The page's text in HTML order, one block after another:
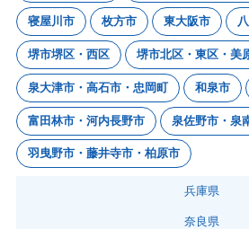
寝屋川市 枚方市 東大阪市
堺市堺区・西区 堺市北区・東区・美
泉大津市・高石市・忠岡町 和泉市
富田林市・河内長野市 泉佐野市・泉
羽曳野市・藤井寺市・柏原市
兵庫県
奈良県